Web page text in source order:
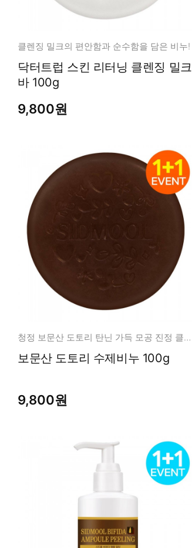
클렌징 밀크의 편안함과 순수함을 담은 비누!
닥터트럽 스킨 리터닝 클렌징 밀크
바 100g
9,800원
청정 보문산 도토리 탄닌 가득 모공 진정 클렌징
보문산 도토리 수제비누 100g
9,800원